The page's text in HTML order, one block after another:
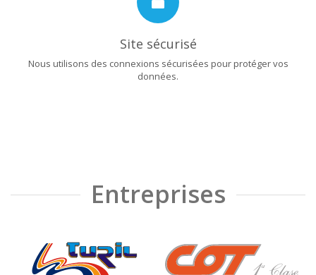
Site sécurisé
Nous utilisons des connexions sécurisées pour protéger vos
données.
Entreprises
❮ ❯